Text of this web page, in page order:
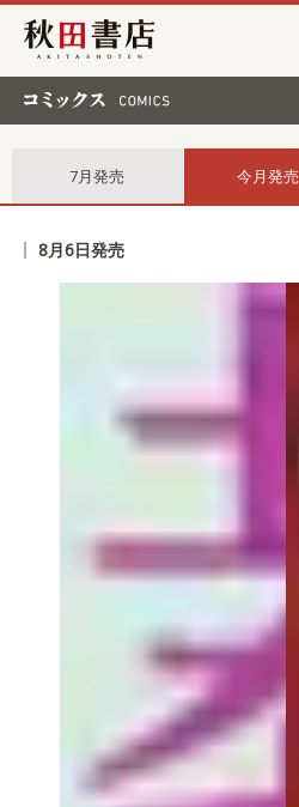
秋田書店
7月発売 今月発売
8月6日発売